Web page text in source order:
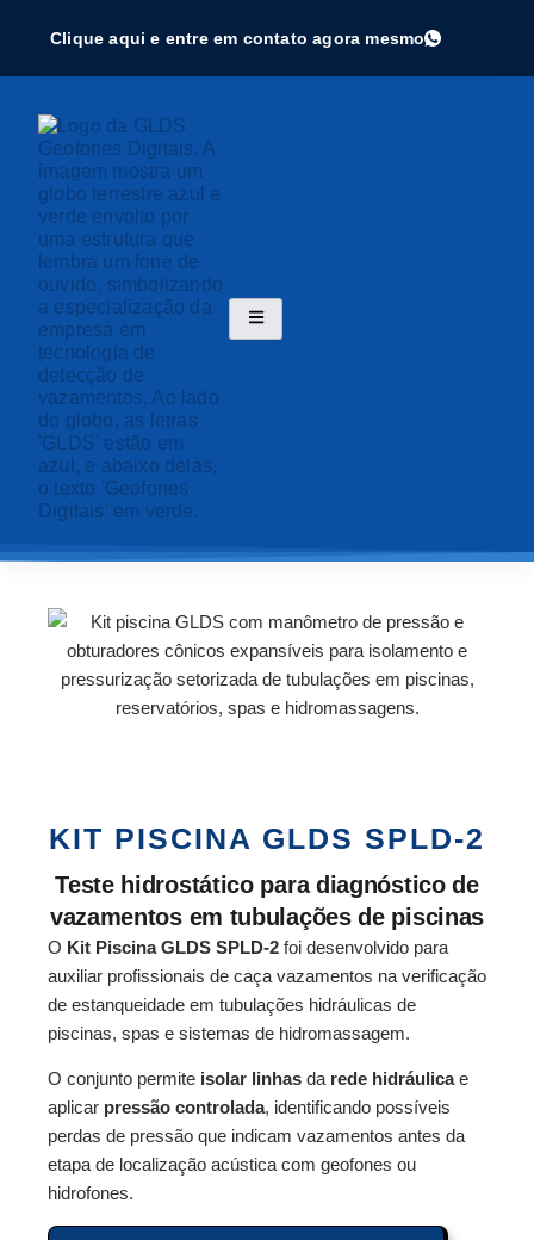
Clique aqui e entre em contato agora mesmo
KIT PISCINA GLDS SPLD-2
Teste hidrostático para diagnóstico de
vazamentos em tubulações de piscinas
O Kit Piscina GLDS SPLD-2 foi desenvolvido para
auxiliar profissionais de caça vazamentos na verificação
de estanqueidade em tubulações hidráulicas de
piscinas, spas e sistemas de hidromassagem.
O conjunto permite isolar linhas da rede hidráulicae
aplicar pressão controlada, identificando possíveis
perdas de pressão que indicam vazamentos antes da
etapa de localização acústica com geofones ou
hidrofones.